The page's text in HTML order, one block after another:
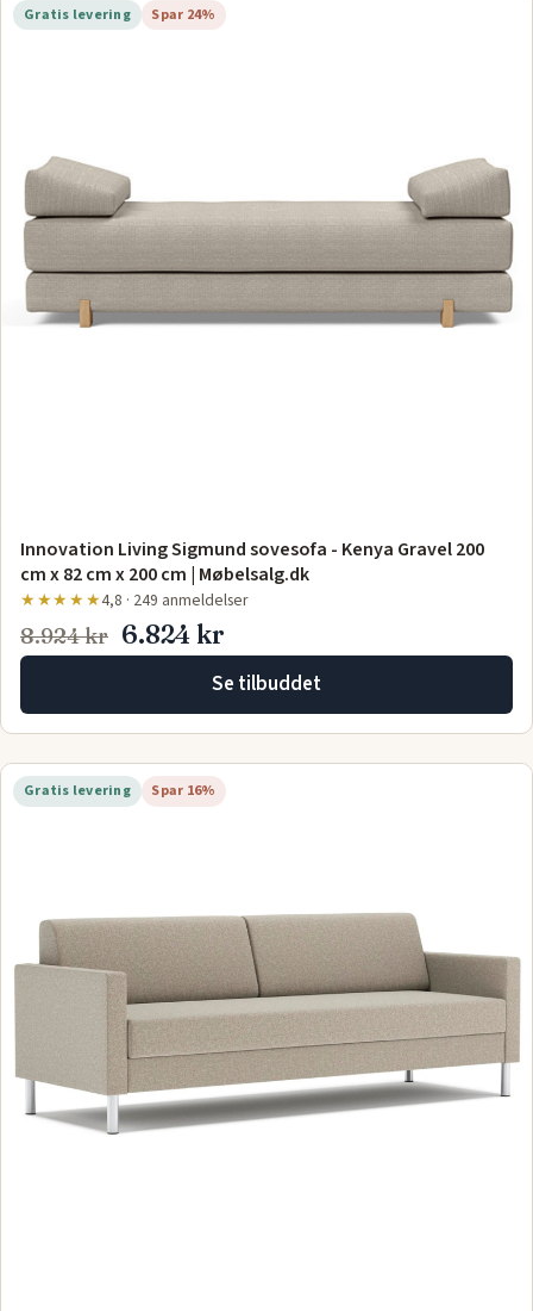
Gratis levering Spar 24%
Innovation Living Sigmund sovesofa - Kenya Gravel 200
cm x 82 cm x 200 cm | Møbelsalg.dk
★★★★★4,8 · 249 anmeldelser
8.924 kr 6.824 kr
Se tilbuddet
Gratis levering Spar 16%